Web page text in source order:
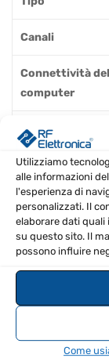
Utilizziamo
alle informazioni
l'esperienza di
personalizzati. Il
elaborare dati quali
su questo sito. Il
possono influire
Come
Canali
Connettività del
computer
Fader
Ingressi –
Preamplificatori
microfonici
Potere del
Ingressi – Linea
Uscite – Altro